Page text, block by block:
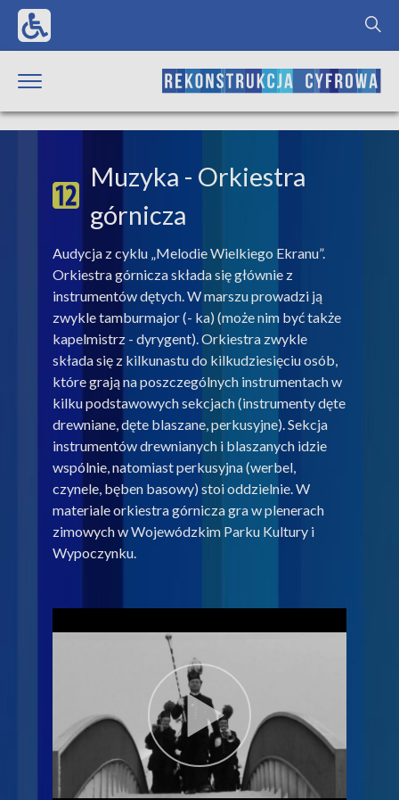
Muzyka - Orkiestra
górnicza
Audycja z cyklu „Melodie Wielkiego Ekranu”.
Orkiestra górnicza składa się głównie z
instrumentów dętych. W marszu prowadzi ją
zwykle tamburmajor (- ka) (może nim być także
kapelmistrz - dyrygent). Orkiestra zwykle
składa się z kilkunastu do kilkudziesięciu osób,
które grają na poszczególnych instrumentach w
kilku podstawowych sekcjach (instrumenty dęte
drewniane, dęte blaszane, perkusyjne). Sekcja
instrumentów drewnianych i blaszanych idzie
wspólnie, natomiast perkusyjna (werbel,
czynele, bęben basowy) stoi oddzielnie. W
materiale orkiestra górnicza gra w plenerach
zimowych w Wojewódzkim Parku Kultury i
Wypoczynku.